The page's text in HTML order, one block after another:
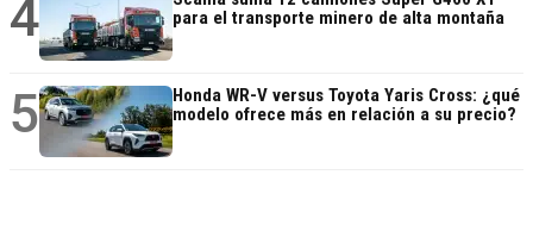
4
para el transporte minero de alta montaña
5
Honda WR-V versus Toyota Yaris Cross: ¿qué
modelo ofrece más en relación a su precio?